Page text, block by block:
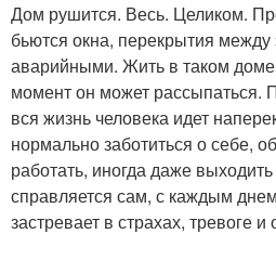
Дом рушится. Весь. Целиком.
бьются окна, перекрытия между
аварийными. Жить в таком
момент он может рассыпаться.
вся жизнь человека идет
нормально заботиться о себе,
работать, иногда даже
справляется сам, с каждым
застревает в страхах, тревоге и